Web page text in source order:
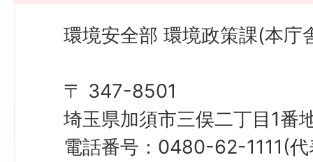
環境安全部 環境政策課(本庁
〒 347-8501
埼玉県加須市三俣二丁目1番
電話番号：0480-62-1111(